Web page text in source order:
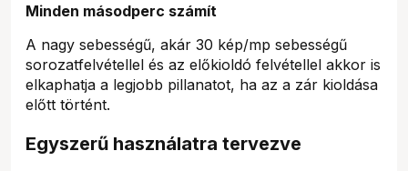
Minden másodperc számít
A nagy sebességű, akár 30 kép/mp sebességű
sorozatfelvétellel és az előkioldó felvétellel akkor is
elkaphatja a legjobb pillanatot, ha az a zár kioldása
előtt történt.
Egyszerű használatra tervezve